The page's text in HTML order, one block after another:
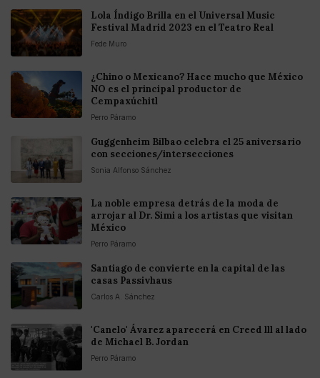
Lola Índigo Brilla en el Universal Music
Festival Madrid 2023 en el Teatro Real
Fede Muro
¿Chino o Mexicano? Hace mucho que México
NO es el principal productor de
Cempaxúchitl
Perro Páramo
Guggenheim Bilbao celebra el 25 aniversario
con secciones/intersecciones
Sonia Alfonso Sánchez
La noble empresa detrás de la moda de
arrojar al Dr. Simi a los artistas que visitan
México
Perro Páramo
Santiago de convierte en la capital de las
casas Passivhaus
Carlos A. Sánchez
'Canelo' Ávarez aparecerá en Creed lll al lado
de Michael B. Jordan
Perro Páramo